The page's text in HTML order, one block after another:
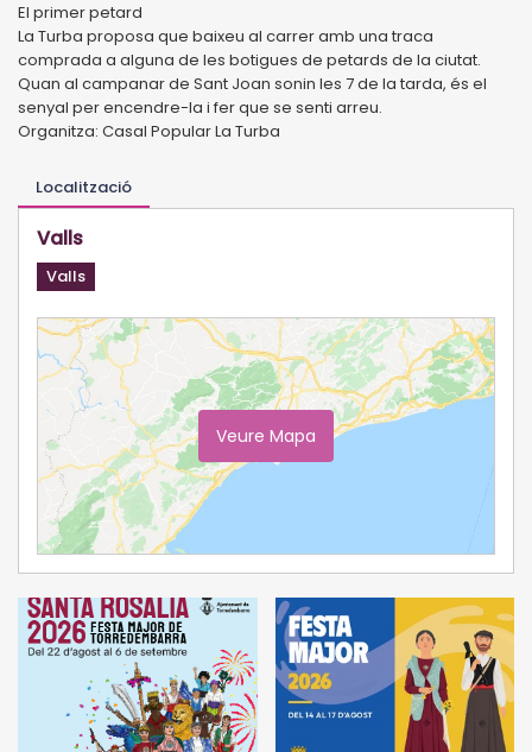
El primer petard
La Turba proposa que baixeu al carrer amb una traca
comprada a alguna de les botigues de petards de la ciutat.
Quan al campanar de Sant Joan sonin les 7 de la tarda, és el
senyal per encendre-la i fer que se senti arreu.
Organitza: Casal Popular La Turba
Localització
Valls
Valls
Veure Mapa